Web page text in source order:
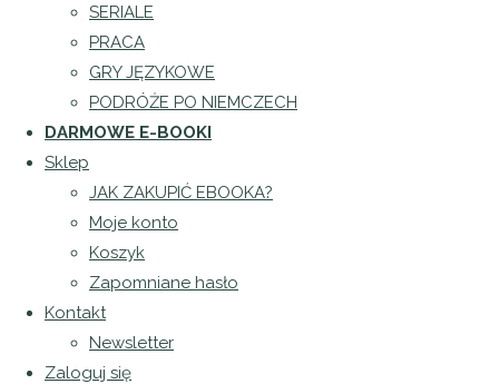
SERIALE
PRACA
GRY JĘZYKOWE
PODRÓŻE PO NIEMCZECH
DARMOWE E-BOOKI
Sklep
JAK ZAKUPIĆ EBOOKA?
Moje konto
Koszyk
Zapomniane hasło
Kontakt
Newsletter
Zaloguj się
Patrycja
Puła 24
sierpnia
202117
2026
Jak
wezwać
policję